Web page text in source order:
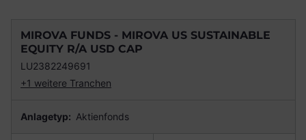
MIROVA FUNDS - MIROVA US SUSTAINABLE
EQUITY R/A USD CAP
LU2382249691
+1 weitere Tranchen
Anlagetyp: Aktienfonds